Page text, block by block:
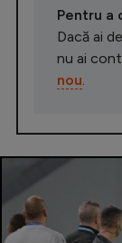
Pentru a
Dacă ai
nu ai cont,
nou